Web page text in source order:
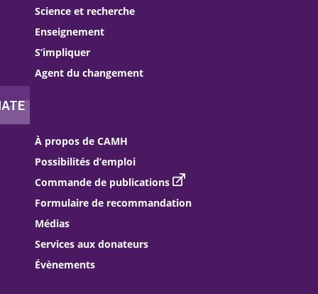
Science et recherche
Enseignement
S’impliquer
Agent du changement
À propos de CAMH
Possibilités d’emploi
Commande de publications
Formulaire de recommandation
Médias
Services aux donateurs
Évènements